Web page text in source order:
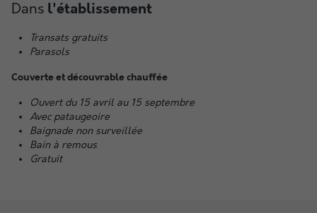
Dans l'établissement
Transats gratuits
Parasols
Couverte et découvrable chauffée
Ouvert du 15 avril au 15 septembre
Avec pataugeoire
Baignade non surveillée
Bain à remous
Gratuit